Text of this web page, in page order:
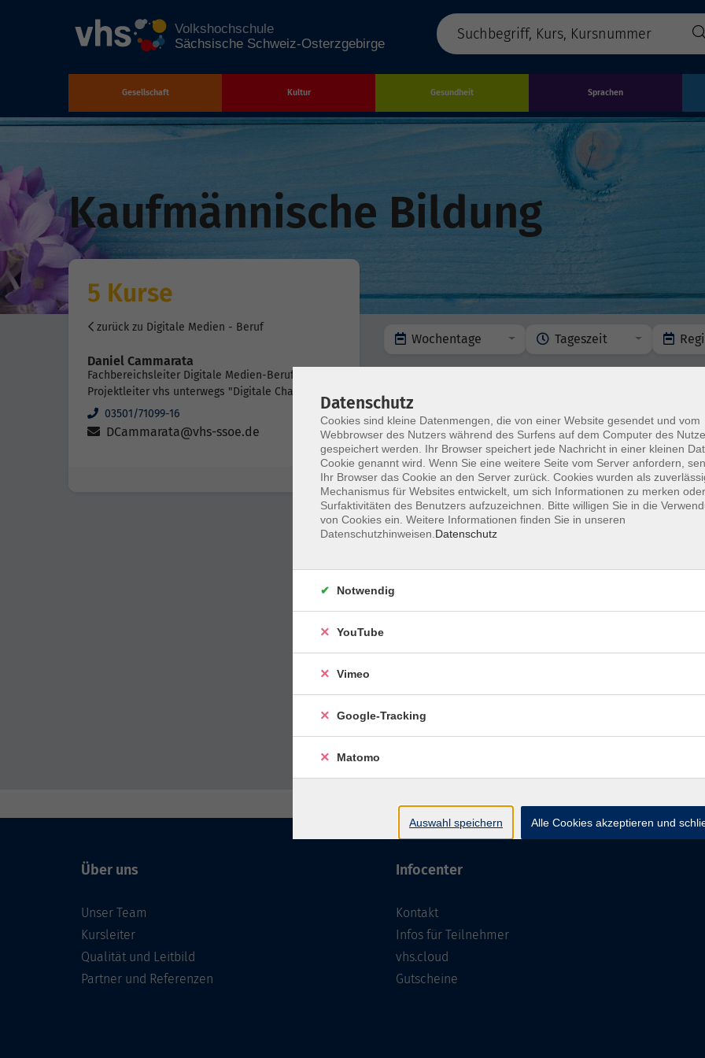
Zum Hauptinhalt springen
Gesellschaft Kultur Gesundheit Sprachen
Kaufmännische Bildung
5 Kurse
zurück zu Digitale Medien - Beruf
Daniel Cammarata
Fachbereichsleiter Digitale Medien-Beruf,
Projektleiter vhs unterwegs "Digitale Chancen"
03501/71099-16
DCammarata@vhs-ssoe.de
Wochentage Tageszeit
nur
Grundlagen und Systematik der
Finanzbuchhaltung
E-Rechnung: Erstellung leicht gemacht!
Über uns
Unser Team
Kursleiter
Qualität und Leitbild
Partner und Referenzen
Infocenter
Kontakt
Infos für Teilnehmer
vhs.cloud
Gutscheine
Datenschutz
Cookies sind kleine Datenmengen, die von einer Website gesendet und vom
Webbrowser des Nutzers während des Surfens auf dem Computer des
gespeichert werden. Ihr Browser speichert jede Nachricht in einer kleinen
Cookie genannt wird. Wenn Sie eine weitere Seite vom Server anfordern,
Ihr Browser das Cookie an den Server zurück. Cookies wurden als
Mechanismus für Websites entwickelt, um sich Informationen zu merken
Surfaktivitäten des Benutzers aufzuzeichnen. Bitte willigen Sie in die
von Cookies ein. Weitere Informationen finden Sie in unseren
Datenschutzhinweisen. Datenschutz
Notwendig
YouTube
Vimeo
Google-Tracking
Matomo
Auswahl speichern Alle Cookies akzeptieren und